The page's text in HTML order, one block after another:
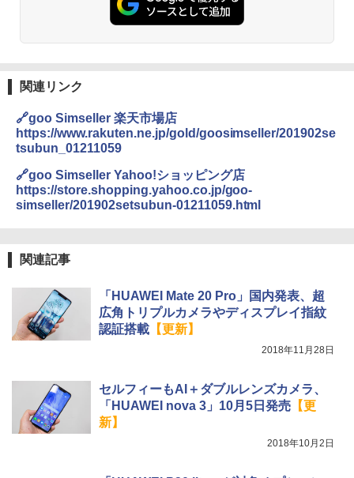
関連リンク
🔗goo Simseller 楽天市場店
https://www.rakuten.ne.jp/gold/goosimseller/201902se
tsubun_01211059
🔗goo Simseller Yahoo!ショッピング店
https://store.shopping.yahoo.co.jp/goo-
simseller/201902setsubun-01211059.html
関連記事
「HUAWEI Mate 20 Pro」国内発表、超
広角トリプルカメラやディスプレイ指紋
認証搭載【更新】
2018年11月28日
セルフィーもAI＋ダブルレンズカメラ、
「HUAWEI nova 3」10月5日発売【更
新】
2018年10月2日